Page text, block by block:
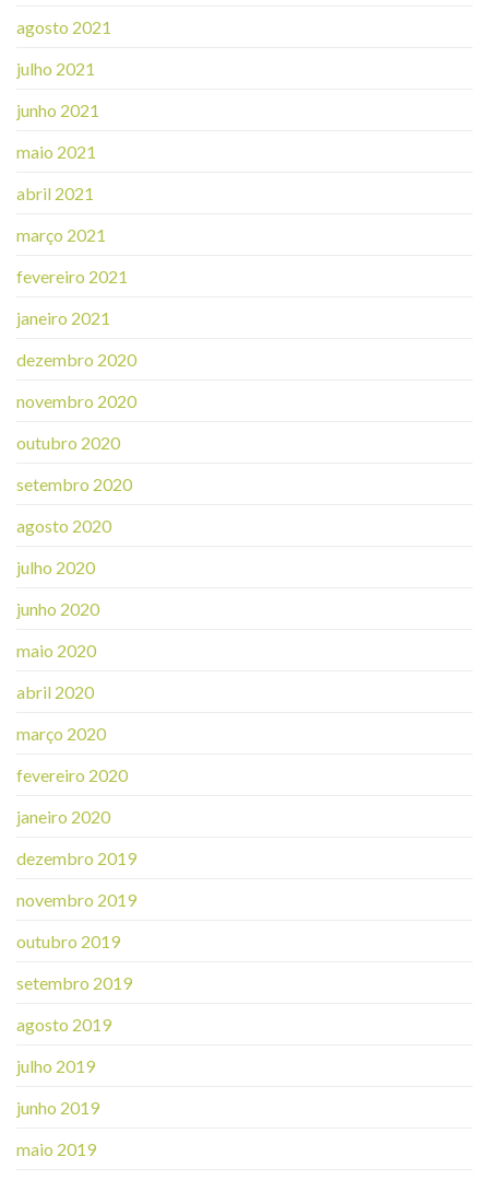
agosto 2021
julho 2021
junho 2021
maio 2021
abril 2021
março 2021
fevereiro 2021
janeiro 2021
dezembro 2020
novembro 2020
outubro 2020
setembro 2020
agosto 2020
julho 2020
junho 2020
maio 2020
abril 2020
março 2020
fevereiro 2020
janeiro 2020
dezembro 2019
novembro 2019
outubro 2019
setembro 2019
agosto 2019
julho 2019
junho 2019
maio 2019